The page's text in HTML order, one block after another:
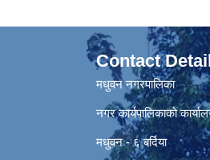
Contact
मधुवन नगरपालिका
नगर कार्यपालिकाको
मधुवन - ६ बर्दिया